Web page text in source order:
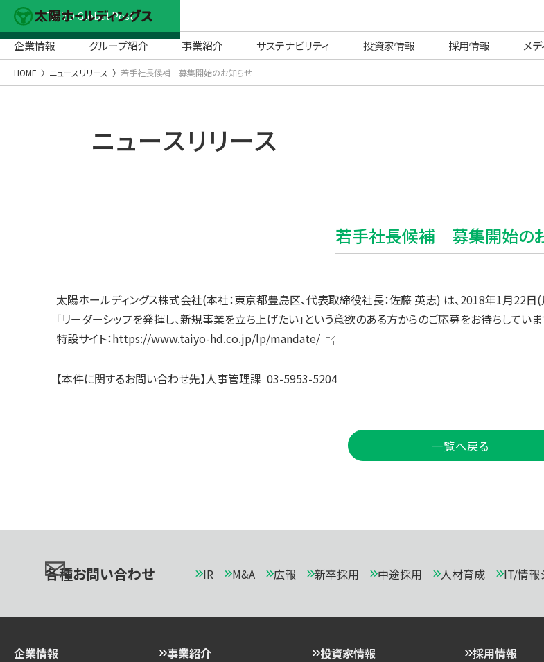
企業情報 グループ紹介 事業紹介 サステナビリティ 投資家情報 採用情報 メ
TAIYO Global Post
HOME ニュースリリース 若手社長候補 募集開始のお知らせ
ニュースリリース
若手社長候補 募集開始の
太陽ホールディングス株式会社(本社：東京都豊島区、代表取締役社長：佐藤 英志) は、2018年1月22
「リーダーシップを発揮し、新規事業を立ち上げたい」という意欲のある方からのご応募をお待ちしていま
特設サイト：https://www.taiyo-hd.co.jp/lp/mandate/
【本件に関するお問い合わせ先】人事管理課 03-5953-5204
一覧へ戻る
各種お問い合わせ IR M&A 広報 新卒採用 中途採用 人材育成 IT/情報
企業情報 事業紹介 投資家情報 採用情報